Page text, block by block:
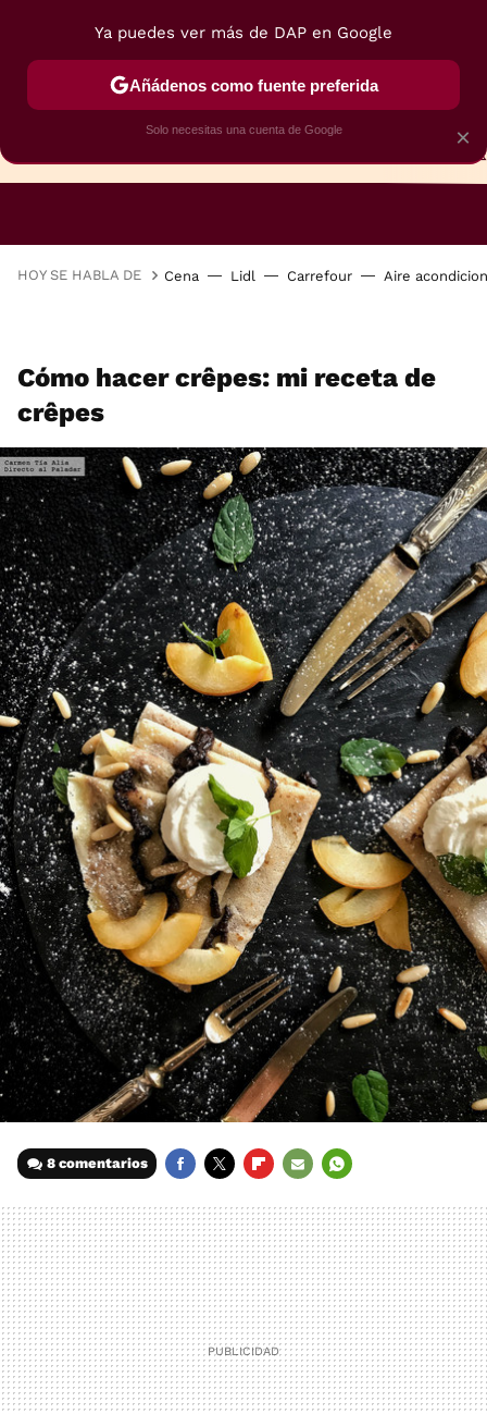
HOY SE HABLA DE Cena Lidl Carrefour Aire
Cómo hacer crêpes: mi receta de
crêpes
8 comentarios
MAIL
×
Ya puedes ver más de DAP en Google
Añádenos como fuente preferida
Solo necesitas una cuenta de Google